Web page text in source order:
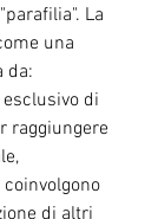
La
una
da:
di
raggiungere
di altri